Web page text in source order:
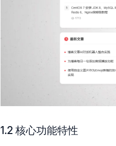
1.2 核心功能特性